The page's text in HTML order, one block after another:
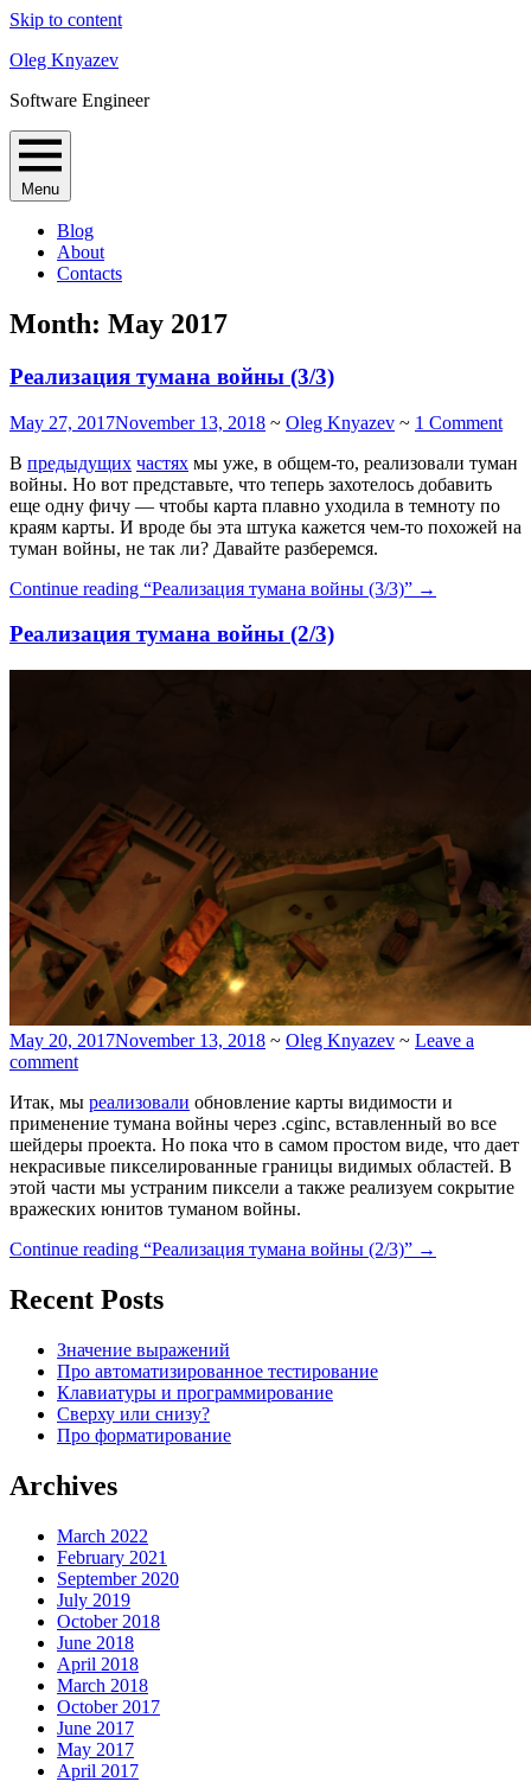
Skip to content
Oleg Knyazev
Software Engineer
Menu
Blog
About
Contacts
Month: May 2017
Реализация тумана войны (3/3)
May 27, 2017November 13, 2018 ~ Oleg Knyazev ~ 1 Comment
В предыдущих частях мы уже, в общем-то, реализовали туман
войны. Но вот представьте, что теперь захотелось добавить
еще одну фичу — чтобы карта плавно уходила в темноту по
краям карты. И вроде бы эта штука кажется чем-то похожей на
туман войны, не так ли? Давайте разберемся.
Continue reading “Реализация тумана войны (3/3)” →
Реализация тумана войны (2/3)
May 20, 2017November 13, 2018 ~ Oleg Knyazev ~ Leave a
comment
Итак, мы реализовали обновление карты видимости и
применение тумана войны через .cginc, вставленный во все
шейдеры проекта. Но пока что в самом простом виде, что дает
некрасивые пикселированные границы видимых областей. В
этой части мы устраним пиксели а также реализуем сокрытие
вражеских юнитов туманом войны.
Continue reading “Реализация тумана войны (2/3)” →
Recent Posts
Значение выражений
Про автоматизированное тестирование
Клавиатуры и программирование
Сверху или снизу?
Про форматирование
Archives
March 2022
February 2021
September 2020
July 2019
October 2018
June 2018
April 2018
March 2018
October 2017
June 2017
May 2017
April 2017